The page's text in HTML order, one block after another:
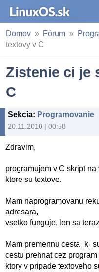
Domov Fórum
textovy v C
Zistenie ci je
C
Sekcia: Programovanie
20.11.2010 | 00:58
Zdravim,
programujem v C skript
ktore su textove.
Mam naprogramovanu
adresara,
vsetko funguje, len sa
Mam premennu
cestu prehnat cez program
ktory v pripade textoveho